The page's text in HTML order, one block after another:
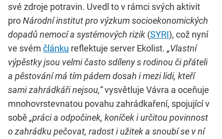
své zdroje potravin. Uvedl to v rámci svých aktivit
proNárodní institut pro výzkum socioekonomických
dopadů nemocí a systémových rizik (SYRI), což nyní
ve svém článku reflektuje server Ekolist. „Vlastní
výpěstky jsou velmi často sdíleny s rodinou či přáteli
a pěstování má tím pádem dosah i mezi lidi, kteří
sami zahrádkáři nejsou,“vysvětluje Vávra a oceňuje
mnohovrstevnatou povahu zahrádkaření, spojující v
sobě „práci a odpočinek, koníček i určitou povinnost
o zahrádku pečovat, radost i užitek a snoubí se v ní